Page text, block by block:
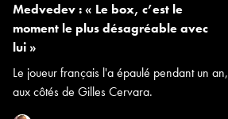
Medvedev : « Le box, c’est le
moment le plus désagréable avec
lui »
Le joueur français l'a épaulé pendant un an,
aux côtés de Gilles Cervara.